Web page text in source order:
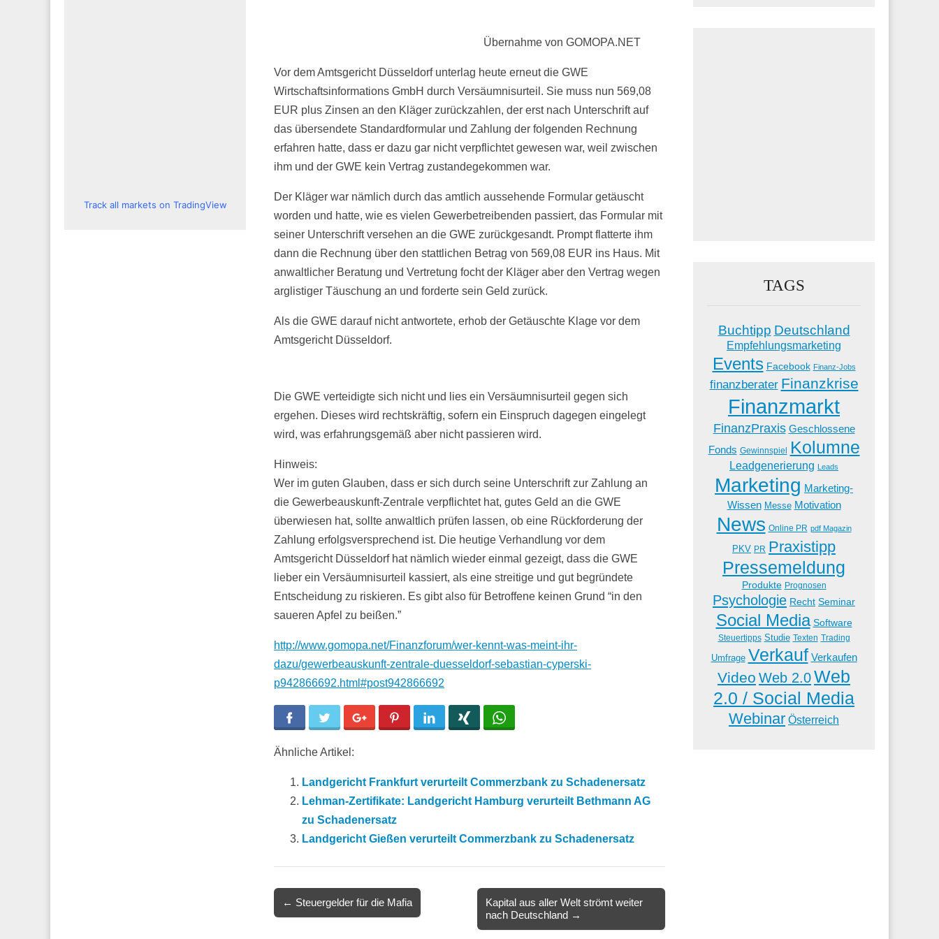
Übernahme von GOMOPA.NET
Vor dem Amtsgericht Düsseldorf unterlag heute erneut die GWE
Wirtschaftsinformations GmbH durch Versäumnisurteil. Sie muss nun 569,08
EUR plus Zinsen an den Kläger zurückzahlen, der erst nach Unterschrift auf
das übersendete Standardformular und Zahlung der folgenden Rechnung
erfahren hatte, dass er dazu gar nicht verpflichtet gewesen war, weil zwischen
ihm und der GWE kein Vertrag zustandegekommen war.
Der Kläger war nämlich durch das amtlich aussehende Formular getäuscht
worden und hatte, wie es vielen Gewerbetreibenden passiert, das Formular mit
seiner Unterschrift versehen an die GWE zurückgesandt. Prompt flatterte ihm
dann die Rechnung über den stattlichen Betrag von 569,08 EUR ins Haus. Mit
anwaltlicher Beratung und Vertretung focht der Kläger aber den Vertrag wegen
arglistiger Täuschung an und forderte sein Geld zurück.
Als die GWE darauf nicht antwortete, erhob der Getäuschte Klage vor dem
Amtsgericht Düsseldorf.
Die GWE verteidigte sich nicht und lies ein Versäumnisurteil gegen sich
ergehen. Dieses wird rechtskräftig, sofern ein Einspruch dagegen eingelegt
wird, was erfahrungsgemäß aber nicht passieren wird.
Hinweis:
Wer im guten Glauben, dass er sich durch seine Unterschrift zur Zahlung an
die Gewerbeauskunft-Zentrale verpflichtet hat, gutes Geld an die GWE
überwiesen hat, sollte anwaltlich prüfen lassen, ob eine Rückforderung der
Zahlung erfolgsversprechend ist. Die heutige Verhandlung vor dem
Amtsgericht Düsseldorf hat nämlich wieder einmal gezeigt, dass die GWE
lieber ein Versäumnisurteil kassiert, als eine streitige und gut begründete
Entscheidung zu riskieren. Es gibt also für Betroffene keinen Grund “in den
saueren Apfel zu beißen.”
http://www.gomopa.net/Finanzforum/wer-kennt-was-meint-ihr-
dazu/gewerbeauskunft-zentrale-duesseldorf-sebastian-cyperski-
p942866692.html#post942866692
Facebook Twitter Google+ Pinterest LinkedIn
Ähnliche Artikel:
Landgericht Frankfurt verurteilt Commerzbank zu Schadenersatz
Lehman-Zertifikate: Landgericht Hamburg verurteilt Bethmann AG
zu Schadenersatz
Landgericht Gießen verurteilt Commerzbank zu Schadenersatz
navigation
← Steuergelder für die Mafia
Kapital aus aller Welt strömt weiter
nach Deutschland →
Track all markets on TradingView
TAGS
Buchtipp Deutschland
Empfehlungsmarketing
Events Facebook Finanz-Jobs
finanzberater Finanzkrise
Finanzmarkt
FinanzPraxis Geschlossene
Fonds Gewinnspiel Kolumne
Leadgenerierung Leads
Marketing Marketing-
Wissen Messe Motivation
News Online PR pdf Magazin
PKV PR Praxistipp
Pressemeldung
Produkte Prognosen
Psychologie Recht Seminar
Social Media Software
Steuertipps Studie Texten Trading
Umfrage Verkauf Verkaufen
Video Web 2.0Web
2.0 / Social Media
Webinar Österreich